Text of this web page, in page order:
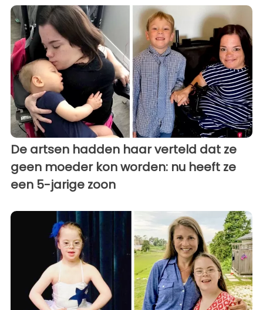
De artsen hadden haar verteld dat ze
geen moeder kon worden: nu heeft ze
een 5-jarige zoon